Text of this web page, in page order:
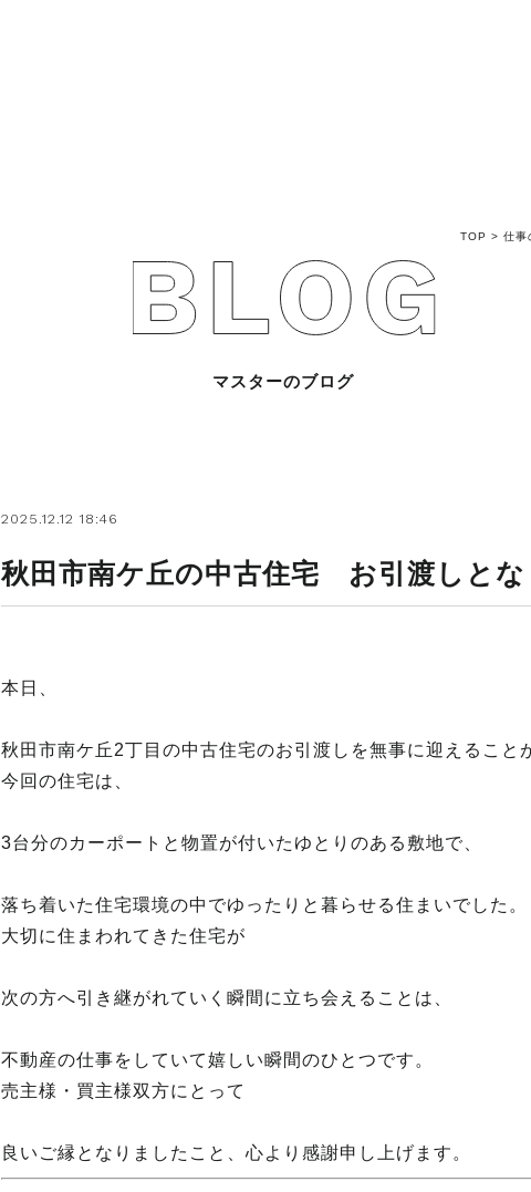
会社概要
TOP > 仕事
マスターのブログ
2025.12.12 18:46
秋田市南ケ丘の中古住宅 お引渡しと
本日、
秋田市南ケ丘2丁目の中古住宅のお引渡しを無事に迎えること
今回の住宅は、
3台分のカーポートと物置が付いたゆとりのある敷地で、
落ち着いた住宅環境の中でゆったりと暮らせる住まいでした。
大切に住まわれてきた住宅が
次の方へ引き継がれていく瞬間に立ち会えることは、
不動産の仕事をしていて嬉しい瞬間のひとつです。
売主様・買主様双方にとって
良いご縁となりましたこと、心より感謝申し上げます。